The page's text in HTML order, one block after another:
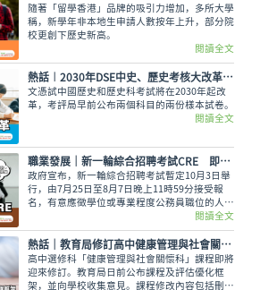
隨著「留學香港」品牌的吸引力增加，多所大學
稱，新學年非本地生申請人數按年上升，部分院
校更創下歷史新高。
閱讀全文
熱話︱2030年DSE中史、歷史考核大改革 考評局上載樣本試卷
文憑試中國歷史和歷史科考試將在2030年起改
革，考評局早前公布兩個科目的兩份樣本試卷。
閱讀全文
職業發展｜新一輪綜合招聘考試CRE 即日起接受報名 8月7日截止
政府宣布，新一輪綜合招聘考試暫定10月3日舉
行，由7月25日至8月7日晚上11時59分接受報
名，有意應徵學位或專業程度公務員職位的人士
閱讀全文
熱話｜教育局修訂高中健康管理與社會關懷科課程框架 刪選修單元 增災害管理概念等課題
高中選修科「健康管理與社會關懷科」課程即將
迎來修訂。教育局日前公布課程及評估優化框
架，並向學校收集意見。課程修改內容包括刪除